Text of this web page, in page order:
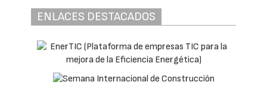
ENLACES DESTACADOS